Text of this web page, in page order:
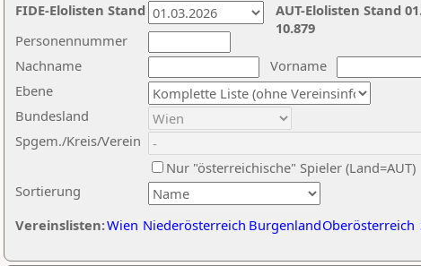
Nachname
Vorname
Ebene
Sortierung
Personennummer
Bundesland
Spgem./Kreis/Verein
Nur "österreichische" Spieler (Land=AUT)
Vereinslisten:Wien Niederösterreich BurgenlandOberösterreich
AUT-Elolisten Stand
10.879
FIDE-Elolisten Stand